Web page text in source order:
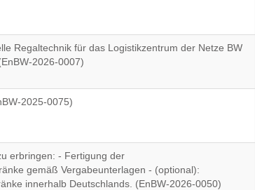
Regaltechnik für das Logistikzentrum der Netze BW
2026-0007)
2025-0075)
erbringen: - Fertigung der
gemäß Vergabeunterlagen - (optional):
innerhalb Deutschlands. (EnBW-2026-0050)